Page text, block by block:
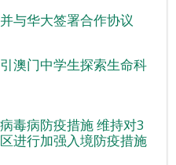
与华大签署合作协议
澳门中学生探索生命科
毒病防疫措施 维持对3
进行加强入境防疫措施